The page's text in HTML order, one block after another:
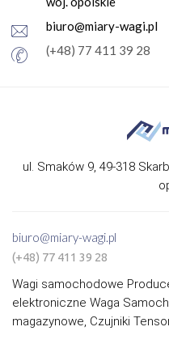
biuro@miary-wagi.pl
(+48) 77 411 39 28
ul. Smaków 9, 49-318
biuro@miary-wagi.pl
(+48) 77 411 39 28
Wagi samochodowe
elektroniczne Waga
magazynowe, Czujniki